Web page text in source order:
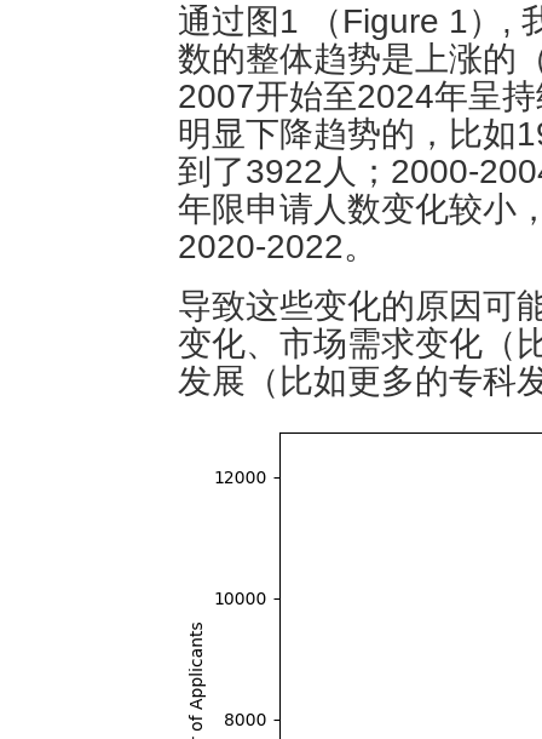
通过图1 （Figure 1）,
数的整体趋势是上涨的
2007开始至2024年呈
明显下降趋势的，比如
到了3922人；2000-
年限申请人数变化较小
2020-2022。
导致这些变化的原因可
变化、市场需求变化（
发展（比如更多的专科